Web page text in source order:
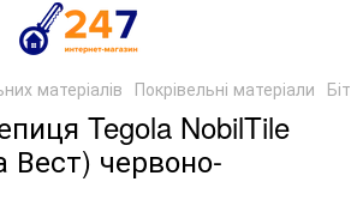
матеріалів Покрівельні матеріали
Tegola NobilTile
Вест) червоно-